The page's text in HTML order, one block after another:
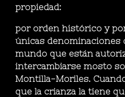
propiedad:
por orden histórico y
únicas denominaciones
mundo que están
intercambiarse mosto
Montilla-Moriles.
que la crianza la tiene